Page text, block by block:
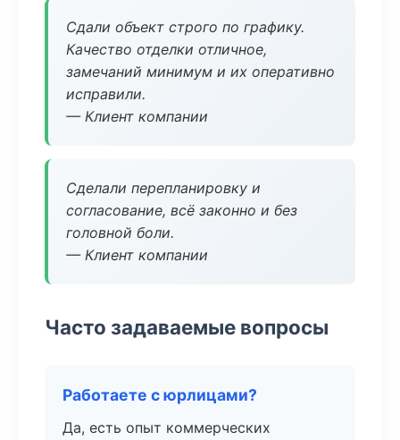
Сдали объект строго по графику.
Качество отделки отличное,
замечаний минимум и их оперативно
исправили.
— Клиент компании
Сделали перепланировку и
согласование, всё законно и без
головной боли.
— Клиент компании
Часто задаваемые вопросы
Работаете с юрлицами?
Да, есть опыт коммерческих